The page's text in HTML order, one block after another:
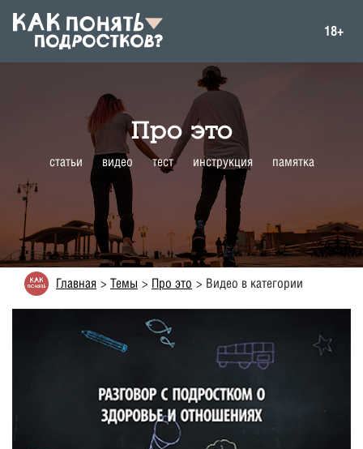
18+
Про это
статьи видео тест инструкция памятка
Главная Темы Про это Видео в категории